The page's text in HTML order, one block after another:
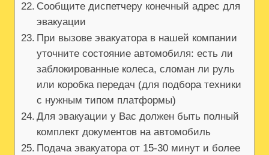
Сообщите диспетчеру конечный адрес для
эвакуации
При вызове эвакуатора в нашей компании
уточните состояние автомобиля: есть ли
заблокированные колеса, сломан ли руль
или коробка передач (для подбора техники
с нужным типом платформы)
Для эвакуации у Вас должен быть полный
комплект документов на автомобиль
Подача эвакуатора от 15-30 минут и более